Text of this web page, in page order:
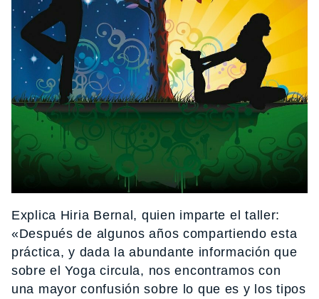
Explica Hiria Bernal, quien imparte el taller:
«Después de algunos años compartiendo esta
práctica, y dada la abundante información que
sobre el Yoga circula, nos encontramos con
una mayor confusión sobre lo que es y los tipos